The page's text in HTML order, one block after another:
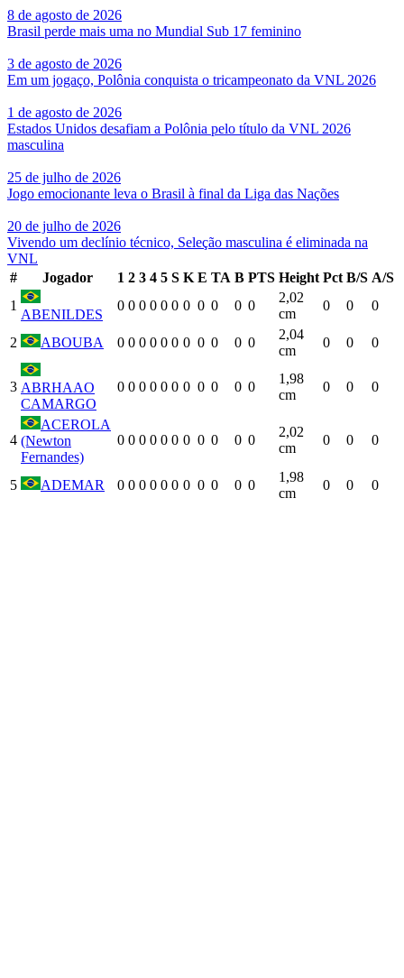
8 de agosto de 2026
Brasil perde mais uma no Mundial Sub 17 feminino
3 de agosto de 2026
Em um jogaço, Polônia conquista o tricampeonato da VNL 2026
1 de agosto de 2026
Estados Unidos desafiam a Polônia pelo título da VNL 2026
masculina
25 de julho de 2026
Jogo emocionante leva o Brasil à final da Liga das Nações
20 de julho de 2026
Vivendo um declínio técnico, Seleção masculina é eliminada na
VNL
#
Jogador 1 2 3 4 5 S K E TA B PTS Height Pct B/S A/S
1
ABENILDES
0 0 0 0 0 0 0 0 0 0 0
2,02
cm
0 0 0
2 ABOUBA 0 0 0 0 0 0 0 0 0 0 0
2,04
cm
0 0 0
3 ABRHAAO
CAMARGO
0 0 0 0 0 0 0 0 0 0 0
1,98
cm
0 0 0
4
ACEROLA
(Newton
Fernandes)
0 0 0 0 0 0 0 0 0 0 0
2,02
cm
0 0 0
5 ADEMAR 0 0 0 0 0 0 0 0 0 0 0
1,98
cm
0 0 0